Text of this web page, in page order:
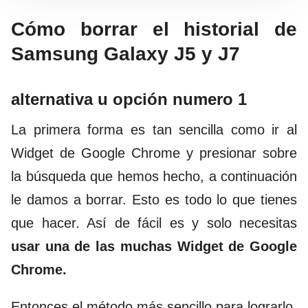
Cómo borrar el historial de
Samsung Galaxy J5 y J7
alternativa u opción numero 1
La primera forma es tan sencilla como ir al
Widget de Google Chrome y presionar sobre
la búsqueda que hemos hecho, a continuación
le damos a borrar. Esto es todo lo que tienes
que hacer. Así de fácil es y solo necesitas
usar una de las muchas Widget de Google
Chrome.